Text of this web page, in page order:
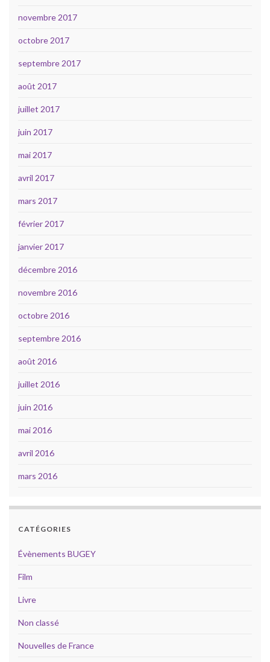
novembre 2017
octobre 2017
septembre 2017
août 2017
juillet 2017
juin 2017
mai 2017
avril 2017
mars 2017
février 2017
janvier 2017
décembre 2016
novembre 2016
octobre 2016
septembre 2016
août 2016
juillet 2016
juin 2016
mai 2016
avril 2016
mars 2016
CATÉGORIES
Évènements BUGEY
Film
Livre
Non classé
Nouvelles de France